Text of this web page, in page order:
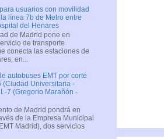
usuarios con movilidad
línea 7b de Metro entre
del Henares
de Madrid pone en
de transporte
conecta las estaciones de
en...
autobuses EMT por corte
(Ciudad Universitaria -
7 (Gregorio Marañón -
de Madrid pondrá en
de la Empresa Municipal
Madrid), dos servicios